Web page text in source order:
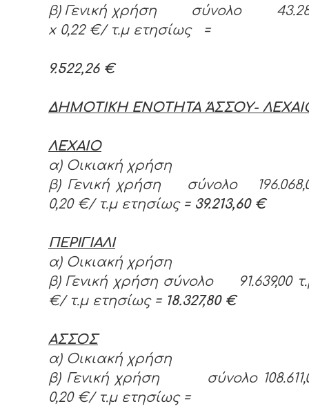
β) Γενική χρήση σύνολο
x 0,22 €/ τ.μ ετησίως =
9.522,26 €
ΔΗΜΟΤΙΚΗ ΕΝΟΤΗΤΑ ΆΣΣΟΥ-
ΛΕΧΑΙΟ
α) Οικιακή χρήση
β) Γενική χρήση σύνολο
0,20 €/ τ.μ ετησίως = 39.213,60 €
ΠΕΡΙΓΙΑΛΙ
α) Οικιακή χρήση
β) Γενική χρήση σύνολο 91.639,00
€/ τ.μ ετησίως = 18.327,80 €
ΑΣΣΟΣ
α) Οικιακή χρήση
β) Γενική χρήση σύνολο
0,20 €/ τ.μ ετησίως =